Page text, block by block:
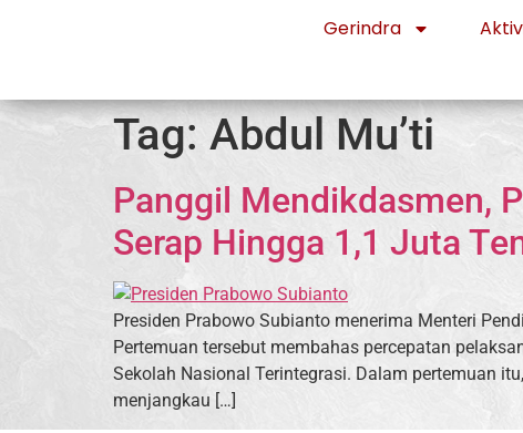
Gerindra
Tag: Abdul Mu’ti
Panggil Mendikdasmen,
Serap Hingga 1,1 Juta
Presiden Prabowo Subianto menerima Menteri
Pertemuan tersebut membahas percepatan
Sekolah Nasional Terintegrasi. Dalam pertemuan
menjangkau […]